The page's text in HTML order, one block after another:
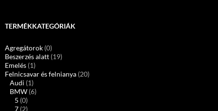
TERMÉKKATEGÓRIÁK
Agregátorok (0)
Beszerzés alatt (19)
Emelés (1)
Felnicsavar és felnianya (20)
Audi (1)
BMW (6)
5 (0)
7 (2)